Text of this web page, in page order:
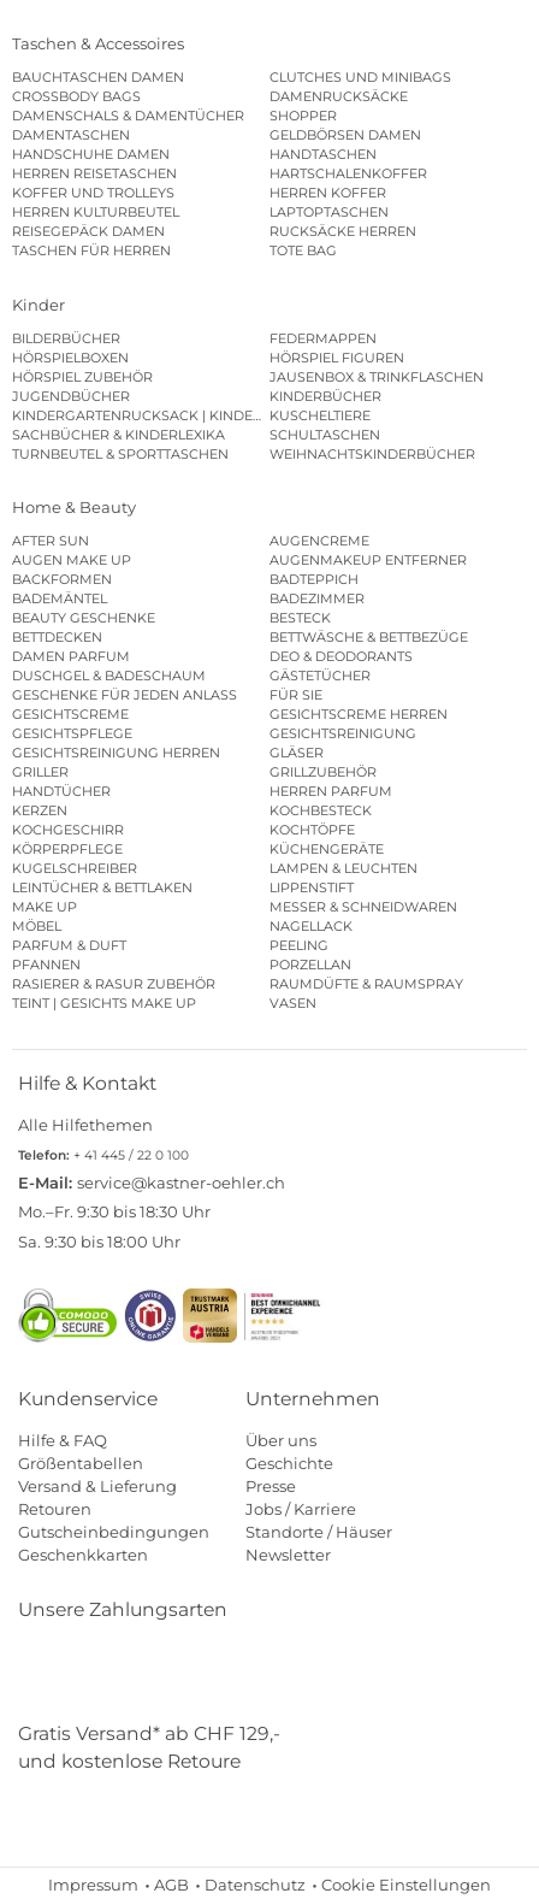
Taschen & Accessoires
BAUCHTASCHEN DAMEN
CLUTCHES UND MINIBAGS
CROSSBODY BAGS
DAMENRUCKSÄCKE
DAMENSCHALS & DAMENTÜCHER
SHOPPER
DAMENTASCHEN
GELDBÖRSEN DAMEN
HANDSCHUHE DAMEN
HANDTASCHEN
HERREN REISETASCHEN
HARTSCHALENKOFFER
KOFFER UND TROLLEYS
HERREN KOFFER
HERREN KULTURBEUTEL
LAPTOPTASCHEN
REISEGEPÄCK DAMEN
RUCKSÄCKE HERREN
TASCHEN FÜR HERREN
TOTE BAG
Kinder
BILDERBÜCHER
FEDERMAPPEN
HÖRSPIELBOXEN
HÖRSPIEL FIGUREN
HÖRSPIEL ZUBEHÖR
JAUSENBOX & TRINKFLASCHEN
JUGENDBÜCHER
KINDERBÜCHER
KINDERGARTENRUCKSACK | KINDERGARTENBEUTEL
KUSCHELTIERE
SACHBÜCHER & KINDERLEXIKA
SCHULTASCHEN
TURNBEUTEL & SPORTTASCHEN
WEIHNACHTSKINDERBÜCHER
Home & Beauty
AFTER SUN
AUGENCREME
AUGEN MAKE UP
AUGENMAKEUP ENTFERNER
BACKFORMEN
BADTEPPICH
BADEMÄNTEL
BADEZIMMER
BEAUTY GESCHENKE
BESTECK
BETTDECKEN
BETTWÄSCHE & BETTBEZÜGE
DAMEN PARFUM
DEO & DEODORANTS
DUSCHGEL & BADESCHAUM
GÄSTETÜCHER
GESCHENKE FÜR JEDEN ANLASS
FÜR SIE
GESICHTSCREME
GESICHTSCREME HERREN
GESICHTSPFLEGE
GESICHTSREINIGUNG
GESICHTSREINIGUNG HERREN
GLÄSER
GRILLER
GRILLZUBEHÖR
HANDTÜCHER
HERREN PARFUM
KERZEN
KOCHBESTECK
KOCHGESCHIRR
KOCHTÖPFE
KÖRPERPFLEGE
KÜCHENGERÄTE
KUGELSCHREIBER
LAMPEN & LEUCHTEN
LEINTÜCHER & BETTLAKEN
LIPPENSTIFT
MAKE UP
MESSER & SCHNEIDWAREN
MÖBEL
NAGELLACK
PARFUM & DUFT
PEELING
PFANNEN
PORZELLAN
RASIERER & RASUR ZUBEHÖR
RAUMDÜFTE & RAUMSPRAY
TEINT | GESICHTS MAKE UP
VASEN
Hilfe & Kontakt
Alle Hilfethemen
Telefon: + 41 445 / 22 0 100
E-Mail: service@kastner-oehler.ch
Mo.–Fr. 9:30 bis 18:30 Uhr
Sa. 9:30 bis 18:00 Uhr
Kundenservice
Hilfe & FAQ
Größentabellen
Versand & Lieferung
Retouren
Gutscheinbedingungen
Geschenkkarten
Unternehmen
Über uns
Geschichte
Presse
Jobs / Karriere
Standorte / Häuser
Newsletter
Unsere Zahlungsarten
Gratis Versand* ab CHF 129,-
und kostenlose Retoure
Impressum AGB Datenschutz
Cookie Einstellungen